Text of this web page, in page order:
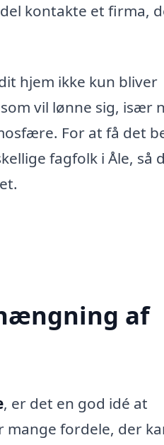
kontakte et firma,
hjem ikke kun bliver
vil lønne sig, især
For at få det
fagfolk i Åle, så
af
, er det en god idé at
fordele, der